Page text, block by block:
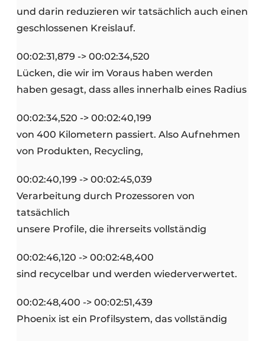
und darin reduzieren wir tatsächlich auch einen
geschlossenen Kreislauf.
00:02:31,879 -> 00:02:34,520
Lücken, die wir im Voraus haben werden
haben gesagt, dass alles innerhalb eines Radius
00:02:34,520 -> 00:02:40,199
von 400 Kilometern passiert. Also Aufnehmen
von Produkten, Recycling,
00:02:40,199 -> 00:02:45,039
Verarbeitung durch Prozessoren von
tatsächlich
unsere Profile, die ihrerseits vollständig
00:02:46,120 -> 00:02:48,400
sind recycelbar und werden wiederverwertet.
00:02:48,400 -> 00:02:51,439
Phoenix ist ein Profilsystem, das vollständig